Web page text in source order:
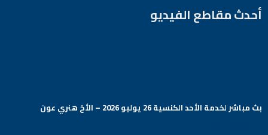
أحدث مقاطع الفيديو
بث مباشر لخدمة الأحد الكنسية 26 يوليو 2026 – الأخ هنري عون